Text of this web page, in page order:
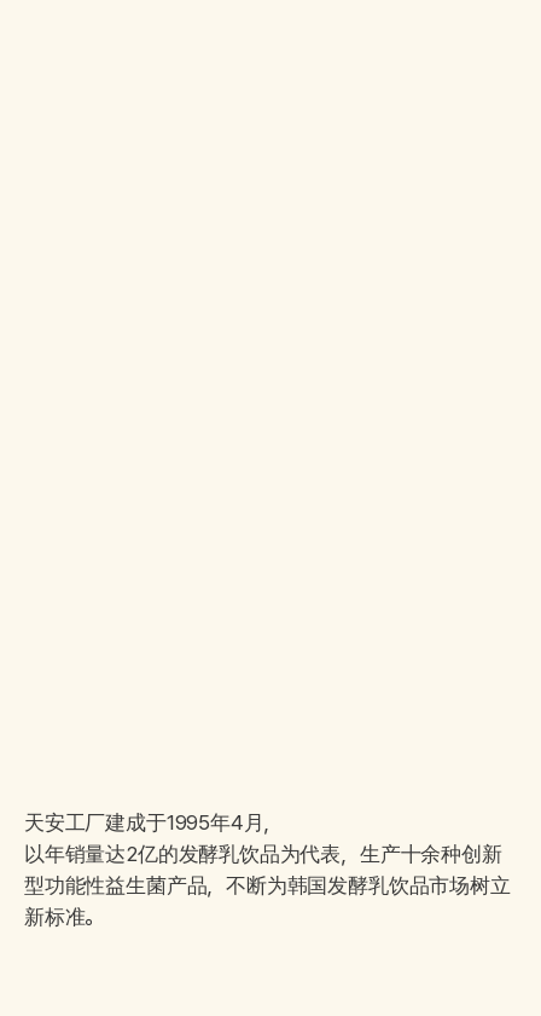
天安工厂建成于1995年4月，
以年销量达2亿的发酵乳饮品为代表，生产十余种创新
型功能性益生菌产品，不断为韩国发酵乳饮品市场树立
新标准。